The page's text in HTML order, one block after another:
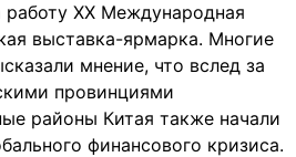
XX Международная
выставка-ярмарка. Многие
мнение, что вслед за
провинциями
районы Китая также начали
финансового кризиса.